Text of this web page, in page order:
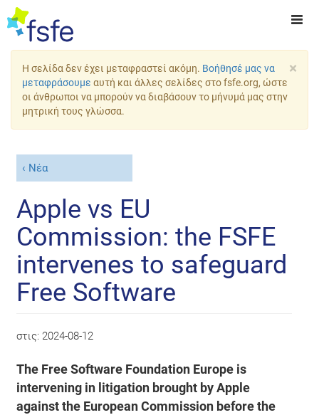
×
Η σελίδα δεν έχει μεταφραστεί ακόμη. Βοήθησέ μας να
μεταφράσουμε αυτή και άλλες σελίδες στο fsfe.org, ώστε
οι άνθρωποι να μπορούν να διαβάσουν το μήνυμά μας στην
μητρική τους γλώσσα.
Νέα
Apple vs EU
Commission: the FSFE
intervenes to safeguard
Free Software
στις: 2024-08-12
The Free Software Foundation Europe is
intervening in litigation brought by Apple
against the European Commission before the